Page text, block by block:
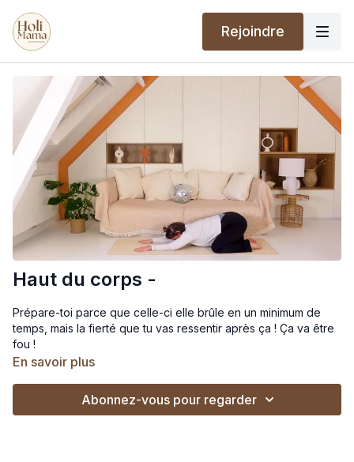
Rejoindre
Haut du corps -
Prépare-toi parce que celle-ci elle brûle en un minimum de
temps, mais la fierté que tu vas ressentir après ça ! Ça va être
fou !
Lance cette playlist sur Spotify
En savoir plus
Abonnez-vous pour regarder